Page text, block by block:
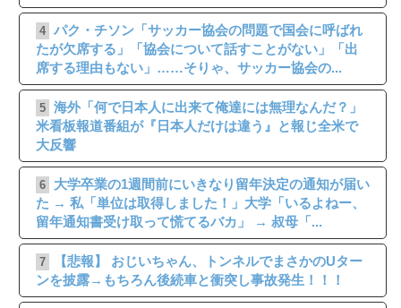
4 パク・チソン「サッカー協会の問題で国会に呼ばれ
たが欠席する」「協会について話すことがない」「出
席する理由もない」……そりゃ、サッカー協会の...
5 海外「何で日本人に出来て俺達には無理なんだ？」
米看板報道番組が『日本人だけは違う』と報じ全米で
大反響
6
大学卒業の1週間前にいきなり留年決定の通知が届い
た → 私「単位は取得しました！」大学「いるよねー、
留年通知書受け取って慌てるバカ」 → 叔母「...
7
【悲報】 おじいちゃん、トンネルでまさかのUター
ンを披露→もちろん後続車と衝突し事故発生！！！